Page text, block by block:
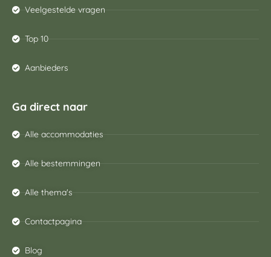
Veelgestelde vragen
Top 10
Aanbieders
Ga direct naar
Alle accommodaties
Alle bestemmingen
Alle thema's
Contactpagina
Blog